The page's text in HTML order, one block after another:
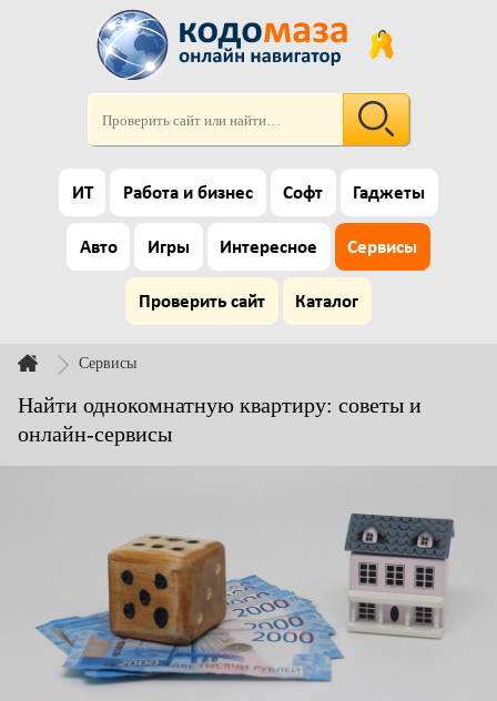
ИТ Работа и бизнес Софт Гаджеты
Авто Игры Интересное Сервисы
Проверить сайт Каталог
Сервисы
Найти однокомнатную квартиру: советы и
онлайн-сервисы